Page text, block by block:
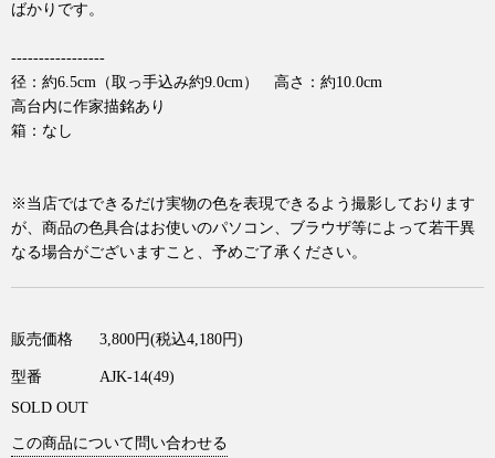
ばかりです。
-----------------
径：約6.5cm（取っ手込み約9.0cm） 高さ：約10.0cm
高台内に作家描銘あり
箱：なし
※当店ではできるだけ実物の色を表現できるよう撮影しております
が、商品の色具合はお使いのパソコン、ブラウザ等によって若干異
なる場合がございますこと、予めご了承ください。
販売価格 3,800円(税込4,180円)
型番
AJK-14(49)
SOLD OUT
この商品について問い合わせる